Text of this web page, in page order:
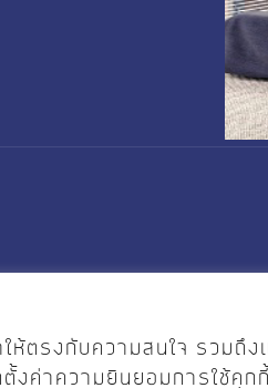
ห้ตรงกับความสนใจ รวมถึง
ตั้งค่าความยินยอมการใช้คุก